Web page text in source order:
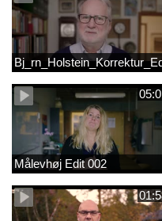
Målevhøj Edit 002